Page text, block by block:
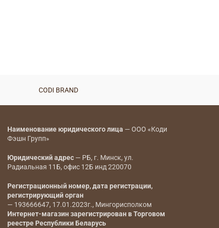
CODI BRAND
Наименование юридического лица — ООО «Коди
Фэшн Групп»
Юридический адрес — РБ, г. Минск, ул.
Радиальная 11Б, офис 12Б инд 220070
Регистрационный номер, дата регистрации,
регистрирующий орган
— 193666647, 17.01.2023г., Мингорисполком
Интернет-магазин зарегистрирован в Торговом
реестре Республики Беларусь